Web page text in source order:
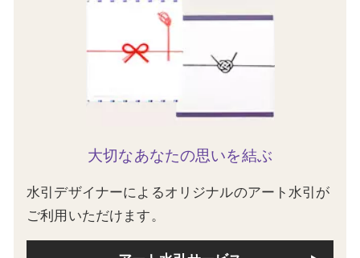
大切なあなたの思いを結ぶ
水引デザイナーによるオリジナルのアート水引が
ご利用いただけます。